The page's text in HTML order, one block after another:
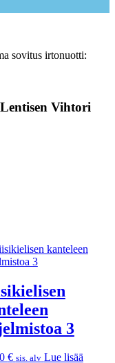
sovitus irtonuotti:
Vihtori
3
€ sis. alv Lue lisää